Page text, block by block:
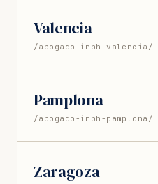
Valencia
/abogado-irph-valencia/
Pamplona
/abogado-irph-pamplona/
Zaragoza